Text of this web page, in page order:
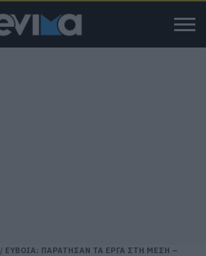
/ ΕΥΒΟΙΑ: ΠΑΡΑΤΗΣΑΝ ΤΑ ΕΡΓΑ ΣΤΗ ΜΕΣΗ –